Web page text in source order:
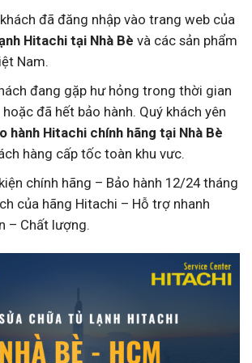
đã đăng nhập vào trang web của
Hitachi tại Nhà Bè và các sản phẩm
Nam.
đang gặp hư hỏng trong thời gian
đã hết bảo hành. Quý khách yên
hành Hitachi chính hãng tại Nhà Bè
hàng cấp tốc toàn khu vưc.
chính hãng – Bảo hành 12/24 tháng
của hãng Hitachi – Hỗ trợ nhanh
– Chất lượng.